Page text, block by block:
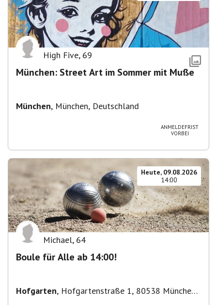
High Five, 69
München: Street Art im Sommer mit Muße
München, München, Deutschland
ANMELDEFRIST
VORBEI
Heute, 09.08.2026
14:00
Michael, 64
Boule für Alle ab 14:00!
Hofgarten, Hofgartenstraße 1, 80538 München,